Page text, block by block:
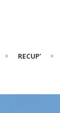
RECUP’